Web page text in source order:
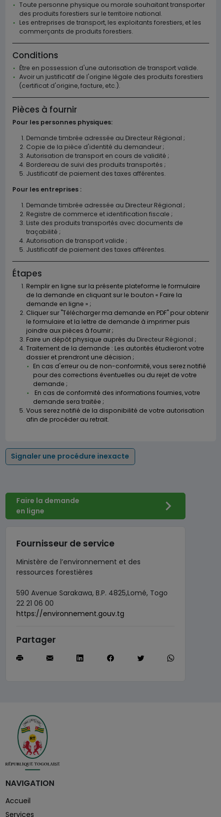
Toute personne physique ou morale souhaitant transporter
des produits forestiers sur le territoire national.
Les entreprises de transport, les exploitants forestiers, et les
commerçants de produits forestiers.
Conditions
Être en possession d'une autorisation de transport valide.
Avoir un justificatif de l'origine légale des produits forestiers
(certificat d'origine, facture, etc.).
Pièces à fournir
Pour les personnes physiques:
Demande timbrée adressée au Directeur Régional ;
Copie de la pièce d'identité du demandeur ;
Autorisation de transport en cours de validité ;
Bordereau de suivi des produits transportés ;
Justificatif de paiement des taxes afférentes.
Pour les entreprises :
Demande timbrée adressée au Directeur Régional ;
Registre de commerce et identification fiscale ;
Liste des produits transportés avec documents de
traçabilité ;
Autorisation de transport valide ;
Justificatif de paiement des taxes afférentes.
Étapes
Remplir en ligne sur la présente plateforme le formulaire
de la demande en cliquant sur le bouton « Faire la
demande en ligne » ;
Cliquer sur "Télécharger ma demande en PDF" pour obtenir
le formulaire et la lettre de demande à imprimer puis
joindre aux pièces à fournir ;
Faire un dépôt physique auprès du Directeur Régional ;
Traitement de la demande : Les autorités étudieront votre
dossier et prendront une décision ;
En cas d'erreur ou de non-conformité, vous serez notifié
pour des corrections éventuelles ou du rejet de votre
demande ;
En cas de conformité des informations fournies, votre
demande sera traitée ;
Vous serez notifié de la disponibilité de votre autorisation
afin de procéder au retrait.
Signaler une procédure inexacte
Faire la demande
en ligne
Fournisseur de service
Ministère de l’environnement et des
ressources forestières
590 Avenue Sarakawa, B.P. 4825,Lomé, Togo
22 21 06 00
https://environnement.gouv.tg
Partager
NAVIGATION
Accueil
Services